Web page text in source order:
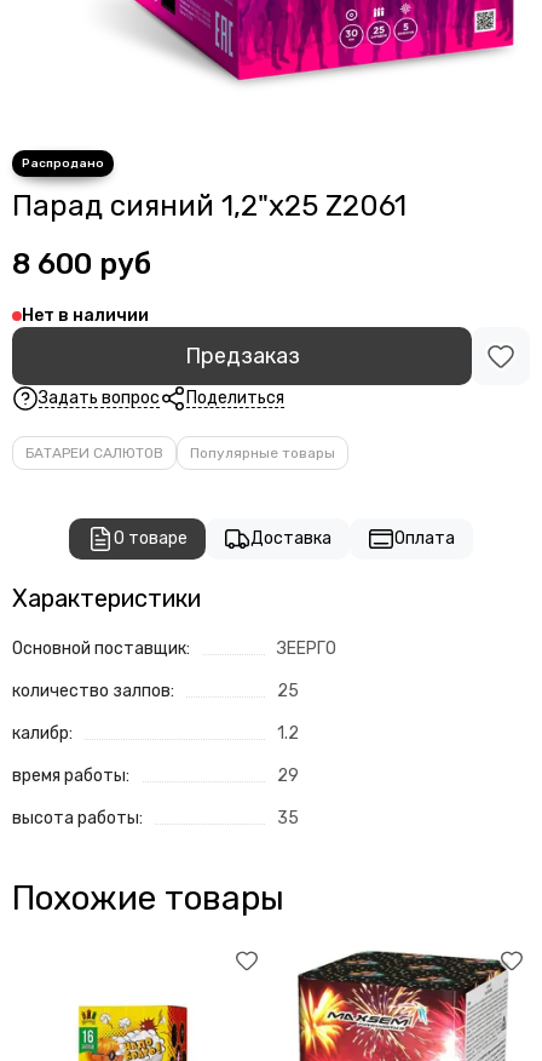
Парад сияний 1,2"х25 Z2061
8 600 руб
Нет в наличии
Предзаказ
Задать вопрос Поделиться
БАТАРЕИ САЛЮТОВ Популярные товары
О товаре Доставка Оплата
Характеристики
Основной поставщик: ЗЕЕРГО
количество залпов: 25
калибр: 1.2
время работы: 29
высота работы: 35
Похожие товары